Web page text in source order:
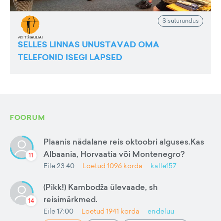
Sisuturundus
SELLES LINNAS UNUSTAVAD OMA
TELEFONID ISEGI LAPSED
FOORUM
11
Plaanis nädalane reis oktoobri alguses.Kas
Albaania, Horvaatia või Montenegro?
Eile 23:40 Loetud 1096 korda kalle157
14
(Pikk!) Kambodža ülevaade, sh
reisimärkmed.
Eile 17:00 Loetud 1941 korda endeluu